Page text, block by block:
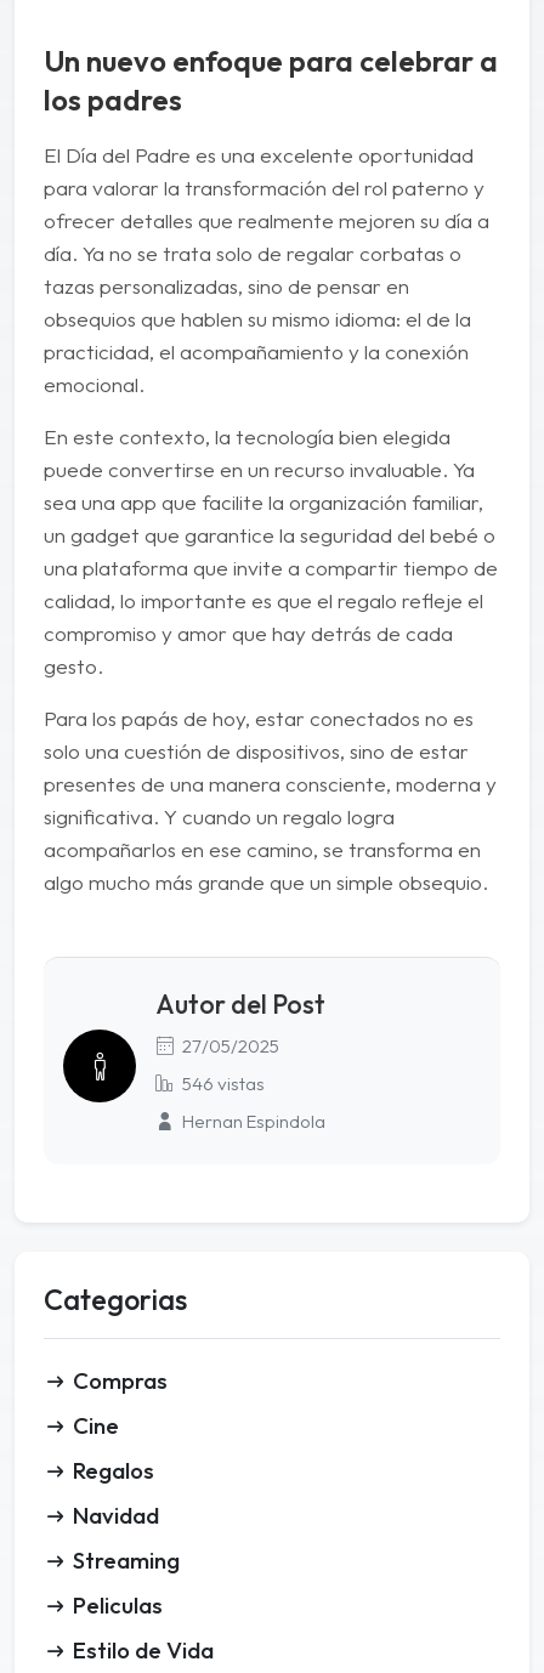
Un nuevo enfoque para celebrar a
los padres
El Día del Padre es una excelente oportunidad
para valorar la transformación del rol paterno y
ofrecer detalles que realmente mejoren su día a
día. Ya no se trata solo de regalar corbatas o
tazas personalizadas, sino de pensar en
obsequios que hablen su mismo idioma: el de la
practicidad, el acompañamiento y la conexión
emocional.
En este contexto, la tecnología bien elegida
puede convertirse en un recurso invaluable. Ya
sea una app que facilite la organización familiar,
un gadget que garantice la seguridad del bebé o
una plataforma que invite a compartir tiempo de
calidad, lo importante es que el regalo refleje el
compromiso y amor que hay detrás de cada
gesto.
Para los papás de hoy, estar conectados no es
solo una cuestión de dispositivos, sino de estar
presentes de una manera consciente, moderna y
significativa. Y cuando un regalo logra
acompañarlos en ese camino, se transforma en
algo mucho más grande que un simple obsequio.
Autor del Post
27/05/2025
546 vistas
Hernan Espindola
Categorias
Compras
Cine
Regalos
Navidad
Streaming
Peliculas
Estilo de Vida